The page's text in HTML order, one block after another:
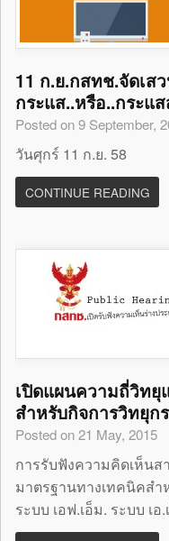
11 ก.ย.กสทช.จัดเส
กระแส..หรือ..กระแ
Posted on 9 September,
วันศุกร์ 11 ก.ย. 58
CONTINUE READING
เปิดแผนความถี่วิทยุ
สำหรับกิจการวิทยุก
Posted on 21 May, 2015
การรับฟังความคิดเห็น
มาตรฐานทางเทคนิคสำ
ระบบ เอฟ.เอ็ม. ระบบ เ